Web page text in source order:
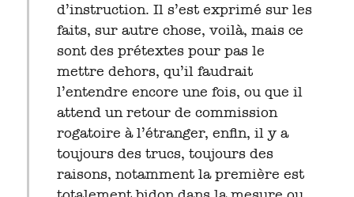
d’instruction. Il s’est exprimé sur les
faits, sur autre chose, voilà, mais ce
sont des prétextes pour pas le
mettre dehors, qu’il faudrait
l’entendre encore une fois, ou que il
attend un retour de commission
rogatoire à l’étranger, enfin, il y a
toujours des trucs, toujours des
raisons, notamment la première est